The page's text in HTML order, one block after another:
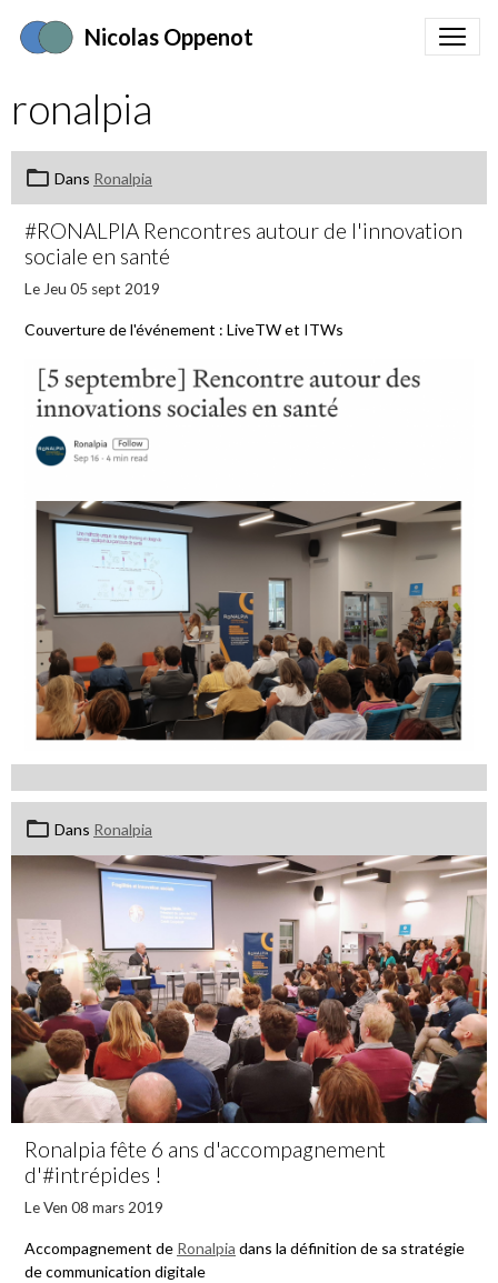
Nicolas Oppenot
ronalpia
Dans Ronalpia
#RONALPIA Rencontres autour de l'innovation
sociale en santé
Le Jeu 05 sept 2019
Couverture de l'événement : LiveTW et ITWs
Dans Ronalpia
Ronalpia fête 6 ans d'accompagnement
d'#intrépides !
Le Ven 08 mars 2019
Accompagnement de Ronalpia dans la définition de sa stratégie
de communication digitale